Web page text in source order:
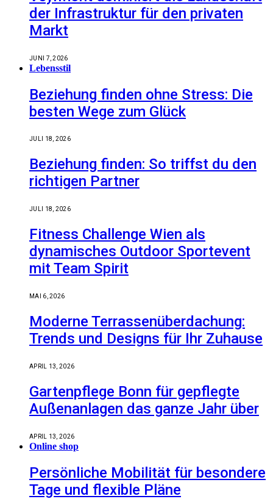
der Infrastruktur für den privaten
Markt
JUNI 7, 2026
Lebensstil
Beziehung finden ohne Stress: Die
besten Wege zum Glück
JULI 18, 2026
Beziehung finden: So triffst du den
richtigen Partner
JULI 18, 2026
Fitness Challenge Wien als
dynamisches Outdoor Sportevent
mit Team Spirit
MAI 6, 2026
Moderne Terrassenüberdachung:
Trends und Designs für Ihr Zuhause
APRIL 13, 2026
Gartenpflege Bonn für gepflegte
Außenanlagen das ganze Jahr über
APRIL 13, 2026
Online shop
Persönliche Mobilität für besondere
Tage und flexible Pläne